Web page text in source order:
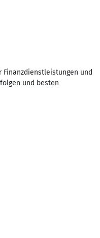
Finanzdienstleistungen und
und besten